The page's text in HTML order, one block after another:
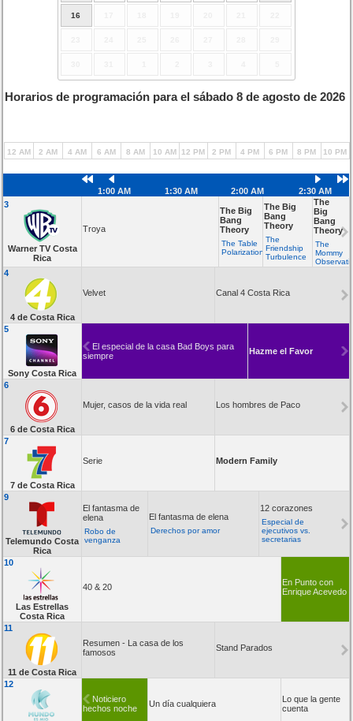
16
Horarios de programación para el sábado 8 de agosto de 2026
12 AM 2 AM 4 AM 6 AM 8 AM 10 AM 12 PM 2 PM 4 PM 6 PM 8 PM 10 PM
1:00 AM 1:30 AM 2:00 AM
2:30 AM
3
Warner TV Costa
Rica
Troya
The Big
Bang
Theory
The Table
Polarization
The Big
Bang
Theory
The
Friendship
Turbulence
The
Big
Bang
Theory
The
Mommy
4
4 de Costa Rica
Velvet Canal 4 Costa Rica
5
Sony Costa Rica
El especial de la casa Bad Boys para
siempre
Hazme el Favor
6
6 de Costa Rica
Mujer, casos de la vida real Los hombres de Paco
7
7 de Costa Rica
Serie Modern Family
9
Telemundo Costa
Rica
El fantasma de
elena
Robo de
venganza
El fantasma de elena
Derechos por amor
12 corazones
Especial de
ejecutivos vs.
secretarias
10
Las Estrellas
Costa Rica
40 & 20
En Punto con
Enrique Acevedo
11
11 de Costa Rica
Resumen - La casa de los
famosos
Stand Parados
12
Noticiero
hechos noche
Un día cualquiera
Lo que la gente
cuenta